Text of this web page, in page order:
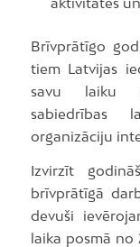
Brīvprātīgo
tiem Latvijas
savu laiku
sabiedrības
organizāciju
Izvirzīt
brīvprātīgā
devuši
laika posmā no